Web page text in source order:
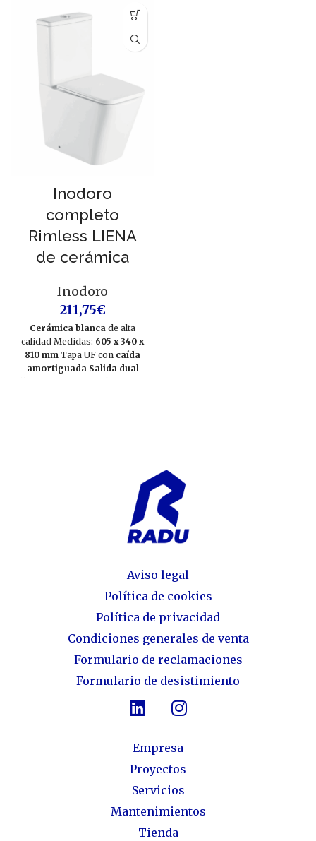
Inodoro
completo
Rimless LIENA
de cerámica
Inodoro
211,75€
Cerámica blanca de alta
calidad Medidas: 605 x 340 x
810 mm Tapa UF con caída
amortiguada Salida dual
Aviso legal
Política de cookies
Política de privacidad
Condiciones generales de venta
Formulario de reclamaciones
Formulario de desistimiento
Empresa
Proyectos
Servicios
Mantenimientos
Tienda